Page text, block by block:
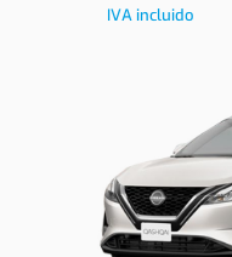
IVA incluido